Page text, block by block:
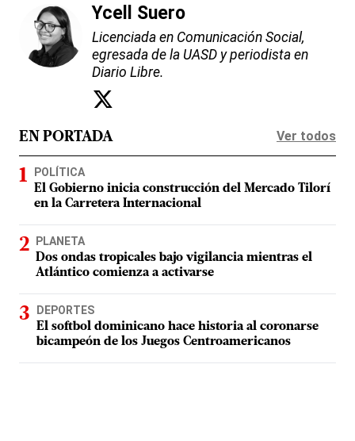
Ycell Suero
Licenciada en Comunicación Social,
egresada de la UASD y periodista en
Diario Libre.
EN PORTADA Ver todos
POLÍTICA
El Gobierno inicia construcción del Mercado Tilorí
en la Carretera Internacional
PLANETA
Dos ondas tropicales bajo vigilancia mientras el
Atlántico comienza a activarse
DEPORTES
El softbol dominicano hace historia al coronarse
bicampeón de los Juegos Centroamericanos